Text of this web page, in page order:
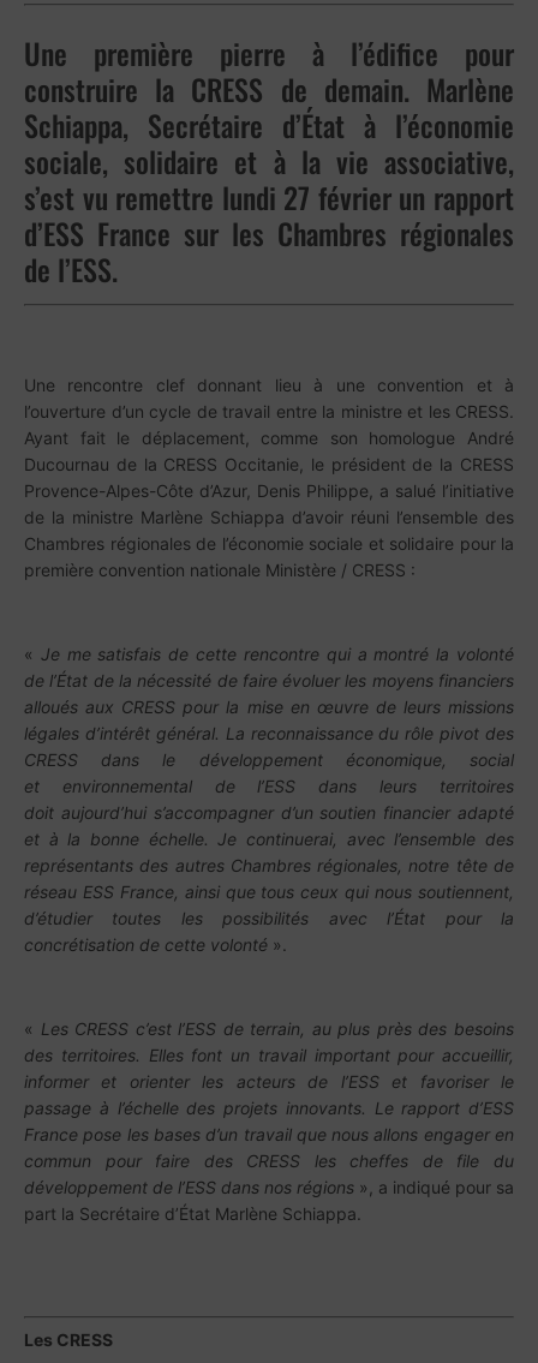
Une première pierre à l’édifice pour
construire la CRESS de demain. Marlène
Schiappa, Secrétaire d’État à l’économie
sociale, solidaire et à la vie associative,
s’est vu remettre lundi 27 février un rapport
d’ESS France sur les Chambres régionales
de l’ESS.
Une rencontre clef donnant lieu à une convention et à
l’ouverture d’un cycle de travail entre la ministre et les CRESS.
Ayant fait le déplacement, comme son homologue André
Ducournau de la CRESS Occitanie, le président de la CRESS
Provence-Alpes-Côte d’Azur, Denis Philippe, a salué l’initiative
de la ministre Marlène Schiappa d’avoir réuni l’ensemble des
Chambres régionales de l’économie sociale et solidaire pour la
première convention nationale Ministère / CRESS :
« Je me satisfais de cette rencontre qui a montré la volonté
de l’État de la nécessité de faire évoluer les moyens financiers
alloués aux CRESS pour la mise en œuvre de leurs missions
légales d’intérêt général. La reconnaissance du rôle pivot des
CRESS
dans le développement économique,
social
et environnemental de l’ESS dans leurs territoires
doit aujourd’hui s’accompagner d’un soutien financier adapté
et à la bonne échelle. Je continuerai, avec l’ensemble des
représentants des autres Chambresrégionales, notre tête de
réseau ESS France, ainsi quetous ceux qui nous soutiennent,
d’étudier toutes lespossibilités avec l’État pour la
concrétisation de cette volonté ».
« Les CRESS c’est l’ESS de terrain, au plus près des besoins
des territoires. Elles font un travail importantpour accueillir,
informer et orienter les acteurs de l’ESS et favoriser le
passage à l’échelle des projets innovants. Le rapport d’ESS
France pose les bases d’un travail que nous allons engager en
commun pourfaire des CRESS les cheffes de file du
développement de l’ESS dans nos régions », a indiqué pour sa
part la Secrétaire d’État Marlène Schiappa.
Les CRESS